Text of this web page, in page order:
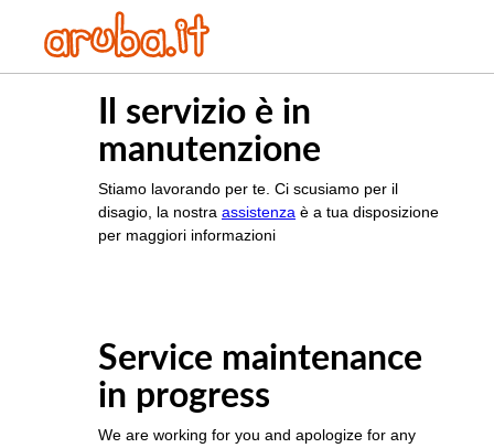
Il servizio è in
manutenzione
Stiamo lavorando per te. Ci scusiamo per il
disagio, la nostra assistenza è a tua disposizione
per maggiori informazioni
Service maintenance
in progress
We are working for you and apologize for any